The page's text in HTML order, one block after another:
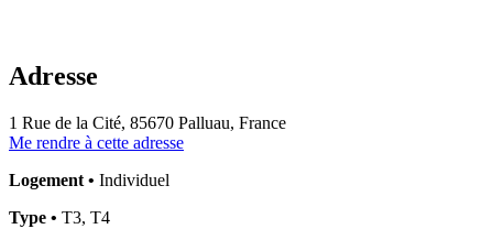
Adresse
1 Rue de la Cité, 85670 Palluau, France
Me rendre à cette adresse
Logement • Individuel
Type • T3, T4